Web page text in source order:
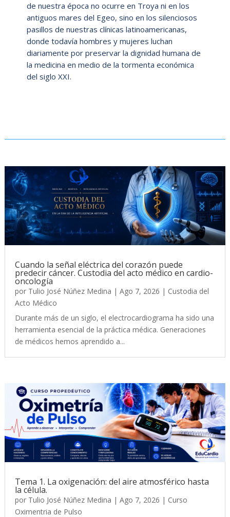
de nuestra época no ocurre en Troya ni en los
antiguos mares del Egeo, sino en los silenciosos
pasillos de nuestras clínicas latinoamericanas,
donde todavía hombres y mujeres luchan
diariamente por preservar la dignidad humana de
la medicina en medio de la tormenta económica
del siglo XXI.
Cuando la señal eléctrica del corazón puede
predecir cáncer. Custodia del acto médico en cardio-
oncología
por Tulio José Núñez Medina | Ago 7, 2026 | Custodia del
Acto Médico
Durante más de un siglo, el electrocardiograma ha sido una
herramienta esencial de la práctica médica. Generaciones
de médicos hemos aprendido a...
Tema 1. La oxigenación: del aire atmosférico hasta
la célula.
por Tulio José Núñez Medina | Ago 7, 2026 | Curso
Oximentria de Pulso